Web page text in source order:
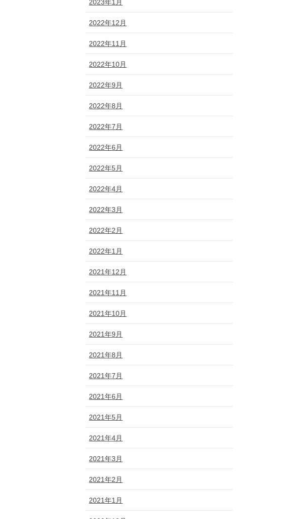
2023年1月
2022年12月
2022年11月
2022年10月
2022年9月
2022年8月
2022年7月
2022年6月
2022年5月
2022年4月
2022年3月
2022年2月
2022年1月
2021年12月
2021年11月
2021年10月
2021年9月
2021年8月
2021年7月
2021年6月
2021年5月
2021年4月
2021年3月
2021年2月
2021年1月